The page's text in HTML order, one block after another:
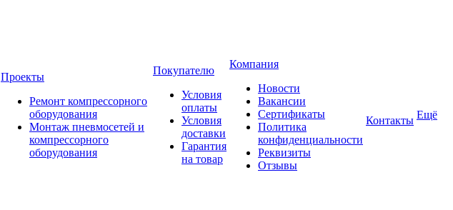
Проекты
Ремонт компрессорного
оборудования
Монтаж пневмосетей и
компрессорного
оборудования
Покупателю
Условия
оплаты
Условия
доставки
Гарантия
на товар
Компания
Новости
Вакансии
Сертификаты
Политика
конфиденциальности
Реквизиты
Отзывы
Контакты Ещё